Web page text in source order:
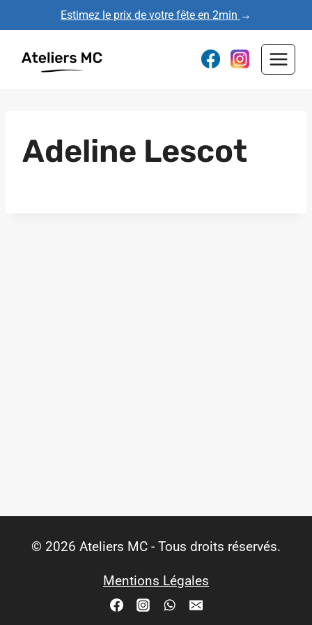
au
contenu
Estimez le prix de votre fête en 2min →
Adeline Lescot
© 2026 Ateliers MC - Tous droits réservés.
Mentions Légales